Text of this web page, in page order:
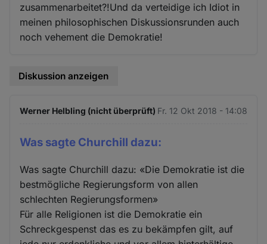
zusammenarbeitet?!Und da verteidige ich Idiot in
meinen philosophischen Diskussionsrunden auch
noch vehement die Demokratie!
Diskussion anzeigen
Werner Helbling (nicht überprüft) Fr. 12 Okt 2018 - 14:08
Was sagte Churchill dazu:
Was sagte Churchill dazu: «Die Demokratie ist die
bestmögliche Regierungsform von allen
schlechten Regierungsformen»
Für alle Religionen ist die Demokratie ein
Schreckgespenst das es zu bekämpfen gilt, auf